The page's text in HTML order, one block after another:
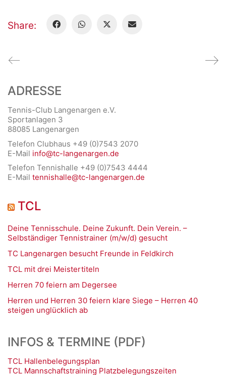
Share:
ADRESSE
Tennis-Club Langenargen e.V.
Sportanlagen 3
88085 Langenargen
Telefon Clubhaus +49 (0)7543 2070
E-Mail info@tc-langenargen.de
Telefon Tennishalle +49 (0)7543 4444
E-Mail tennishalle@tc-langenargen.de
TCL
Deine Tennisschule. Deine Zukunft. Dein Verein. –
Selbständiger Tennistrainer (m/w/d) gesucht
TC Langenargen besucht Freunde in Feldkirch
TCL mit drei Meistertiteln
Herren 70 feiern am Degersee
Herren und Herren 30 feiern klare Siege – Herren 40
steigen unglücklich ab
INFOS & TERMINE (PDF)
TCL Hallenbelegungsplan
TCL Mannschaftstraining Platzbelegungszeiten